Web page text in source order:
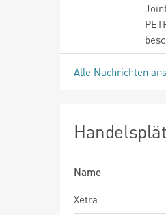
Alle Nachrichten
Name
Xetra